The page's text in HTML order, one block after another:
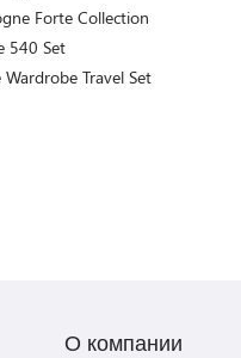
Forte Collection
540 Set
Travel Set
О компании